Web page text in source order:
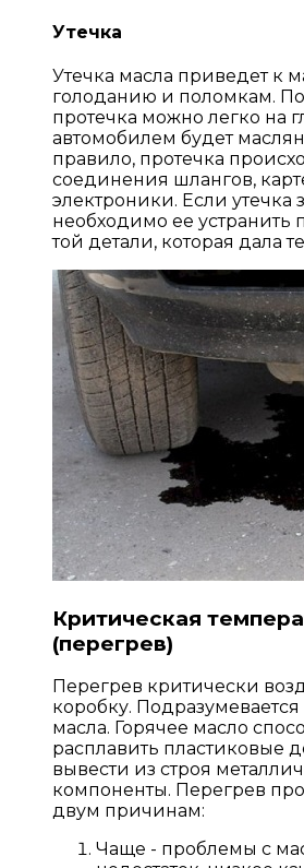
Утечка
Утечка масла приведет к
голоданию и поломкам.
протечка можно легко на
автомобилем будет
правило, протечка
соединения шлангов,
электроники. Если утечка
необходимо ее устранить
той детали, которая дала
Критическая
(перегрев)
Перегрев критически
коробку.
масла. Горячее масло
расплавить пластиковые
вывести из строя
компоненты. Перегрев
двум причинам:
Чаще - проблемы с